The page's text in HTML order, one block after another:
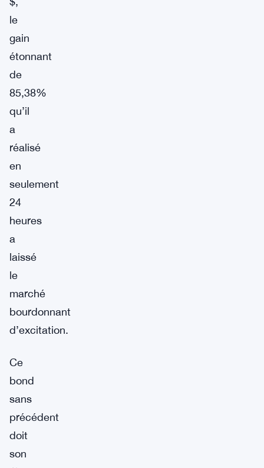
le
gain
étonnant
de
85,38%
qu’il
a
réalisé
en
seulement
24
heures
a
laissé
le
marché
bourdonnant
d’excitation.
Ce
bond
sans
précédent
doit
son